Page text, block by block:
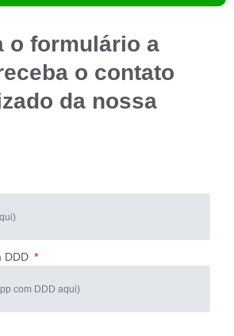
o formulário a
o contato
da nossa
DDD